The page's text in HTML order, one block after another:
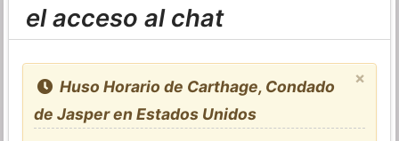
el acceso al chat
×
Huso Horario de Carthage, Condado
de Jasper en Estados Unidos